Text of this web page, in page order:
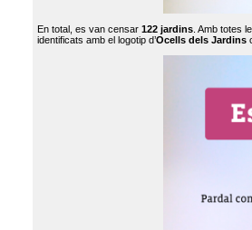
En total, es van censar 122 jardins . Amb totes
identificats amb el logotip d’Ocells dels Jardins